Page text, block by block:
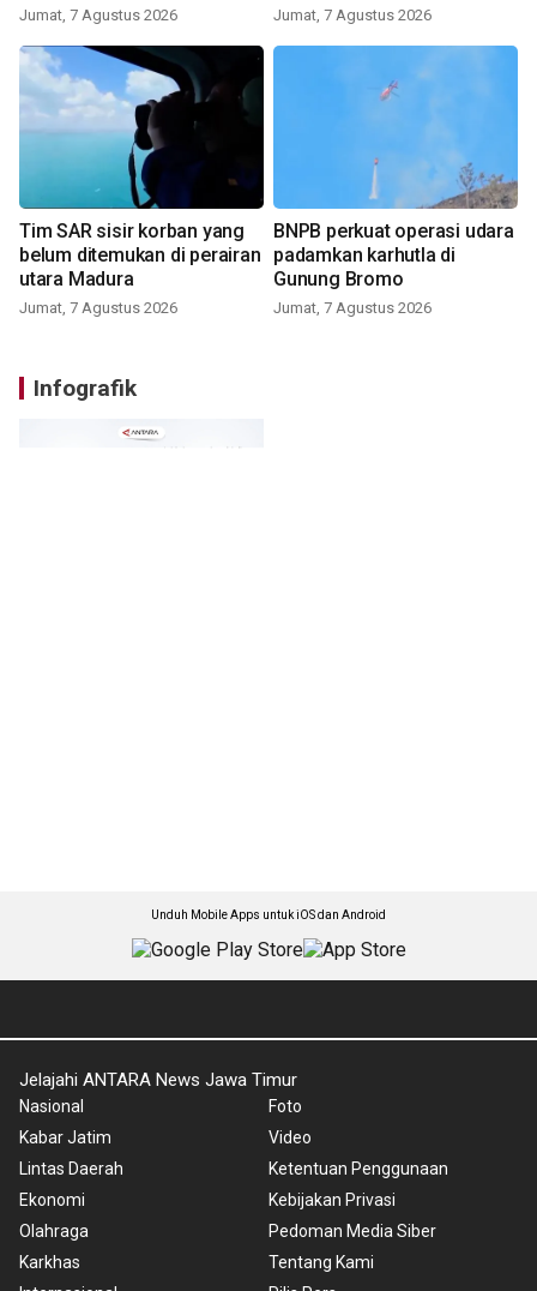
Jumat, 7 Agustus 2026 Jumat, 7 Agustus 2026
Tim SAR sisir korban yang
belum ditemukan di perairan
utara Madura
Jumat, 7 Agustus 2026
BNPB perkuat operasi udara
padamkan karhutla di
Gunung Bromo
Jumat, 7 Agustus 2026
Infografik
Unduh Mobile Apps untuk iOS dan Android
Jelajahi ANTARA News Jawa Timur
Nasional
Kabar Jatim
Lintas Daerah
Ekonomi
Olahraga
Karkhas
Foto
Video
Ketentuan Penggunaan
Kebijakan Privasi
Pedoman Media Siber
Tentang Kami